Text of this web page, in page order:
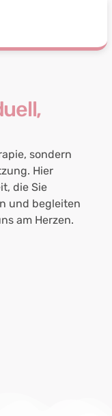
sondern
Hier
die Sie
und begleiten
am Herzen.